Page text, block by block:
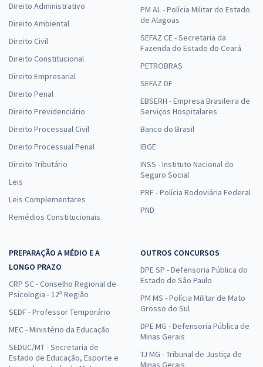
Direito Administrativo
Direito Ambiental
Direito Civil
Direito Constitucional
Direito Empresarial
Direito Penal
Direito Previdenciário
Direito Processual Civil
Direito Processual Penal
Direito Tributário
Leis
Leis Complementares
Remédios Constitucionais
PM AL - Polícia Militar do Estado
de Alagoas
SEFAZ CE - Secretaria da
Fazenda do Estado do Ceará
PETROBRAS
SEFAZ DF
EBSERH - Empresa Brasileira de
Serviços Hospitalares
Banco do Brasil
IBGE
INSS - Instituto Nacional do
Seguro Social
PRF - Polícia Rodoviária Federal
PND
PREPARAÇÃO A MÉDIO E A
LONGO PRAZO
CRP SC - Conselho Regional de
Psicologia - 12ª Região
SEDF - Professor Temporário
MEC - Ministério da Educação
SEDUC/MT - Secretaria de
Estado de Educação, Esporte e
OUTROS CONCURSOS
DPE SP - Defensoria Pública do
Estado de São Paulo
PM MS - Polícia Militar de Mato
Grosso do Sul
DPE MG - Defensoria Pública de
Minas Gerais
TJ MG - Tribunal de Justiça de
Minas Gerais